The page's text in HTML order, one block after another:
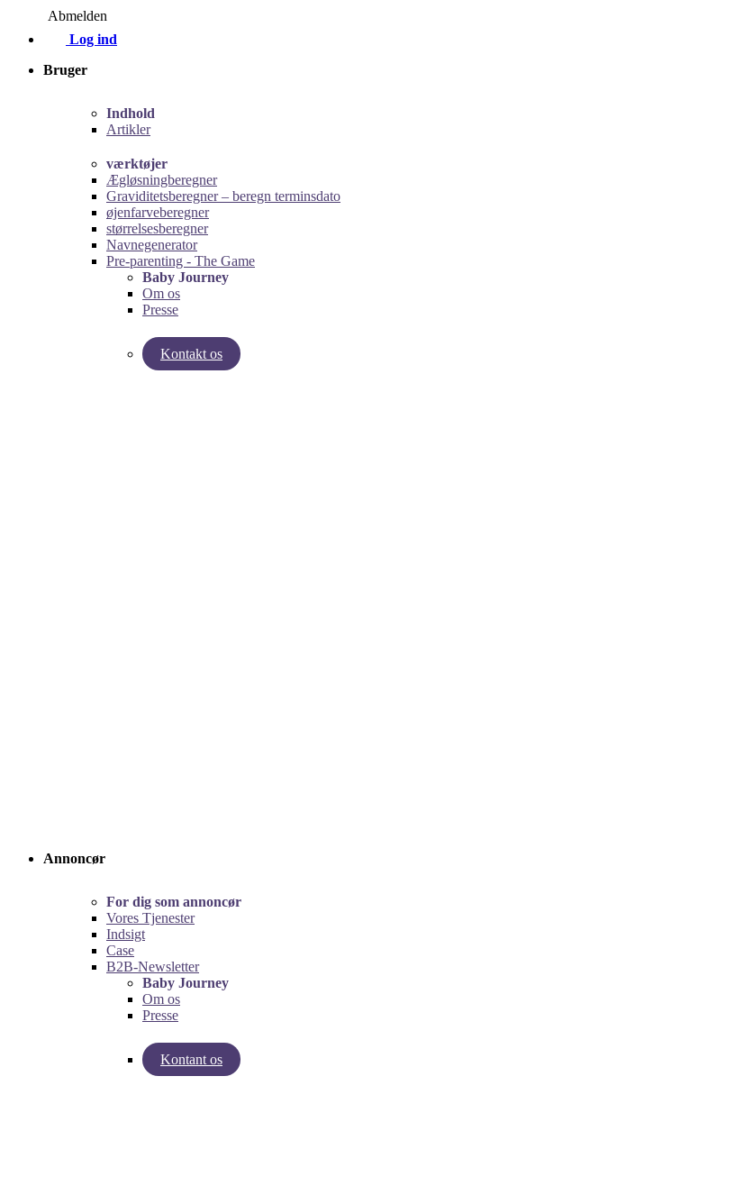
Abmelden
Log ind
Bruger
Indhold
Artikler
værktøjer
Ægløsningberegner
Graviditetsberegner – beregn terminsdato
øjenfarveberegner
størrelsesberegner
Navnegenerator
Pre-parenting - The Game
Baby Journey
Om os
Presse
Kontakt os
Annoncør
For dig som annoncør
Vores Tjenester
Indsigt
Case
B2B-Newsletter
Baby Journey
Om os
Presse
Kontant os